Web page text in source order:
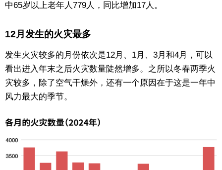
中65岁以上老年人779人，同比增加17人。
12月发生的火灾最多
发生火灾较多的月份依次是12月、1月、3月和4月，可以
看出进入年末之后火灾数量陡然增多。之所以冬春两季火
灾较多，除了空气干燥外，还有一个原因在于这是一年中
风力最大的季节。